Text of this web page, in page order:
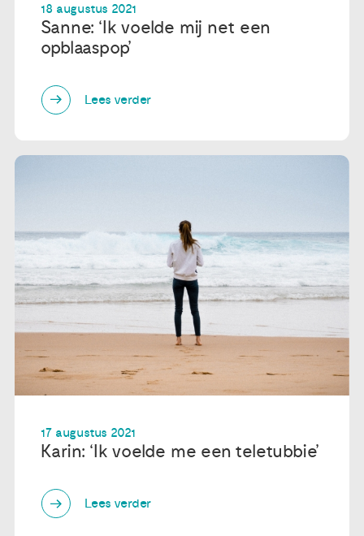
18 augustus 2021
Sanne: ‘Ik voelde mij net een
opblaaspop’
Lees verder
17 augustus 2021
Karin: ‘Ik voelde me een teletubbie’
Lees verder